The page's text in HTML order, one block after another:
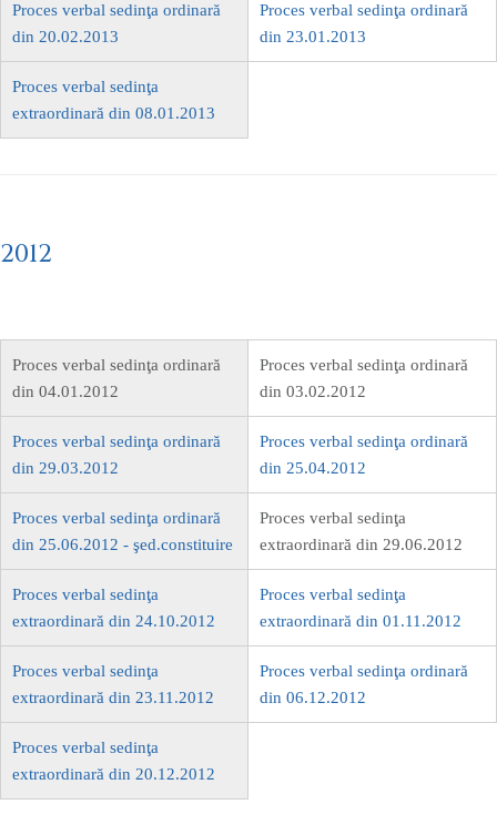
Proces verbal sedinţa ordinară
din 20.02.2013
Proces verbal sedinţa ordinară
din 23.01.2013
Proces verbal sedinţa
extraordinară din 08.01.2013
2012
Proces verbal sedinţa ordinară
din 04.01.2012
Proces verbal sedinţa ordinară
din 03.02.2012
Proces verbal sedinţa ordinară
din 29.03.2012
Proces verbal sedinţa ordinară
din 25.04.2012
Proces verbal sedinţa ordinară
din 25.06.2012 - şed.constituire
Proces verbal sedinţa
extraordinară din 29.06.2012
Proces verbal sedinţa
extraordinară din 24.10.2012
Proces verbal sedinţa
extraordinară din 01.11.2012
Proces verbal sedinţa
extraordinară din 23.11.2012
Proces verbal sedinţa ordinară
din 06.12.2012
Proces verbal sedinţa
extraordinară din 20.12.2012